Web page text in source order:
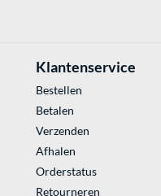
Klantenservice
Bestellen
Betalen
Verzenden
Afhalen
Orderstatus
Retourneren